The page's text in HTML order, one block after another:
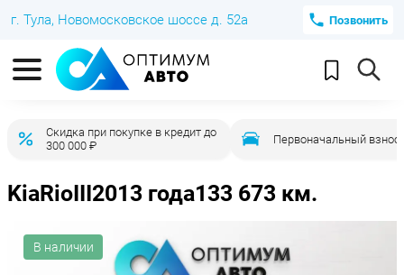
г. Тула, Новомосковское шоссе д. 52а Позвонить
Скидка при покупке в кредит до
300 000 ₽
Первоначальный взнос
KiaRioIII2013 года133 673 км.
В наличии